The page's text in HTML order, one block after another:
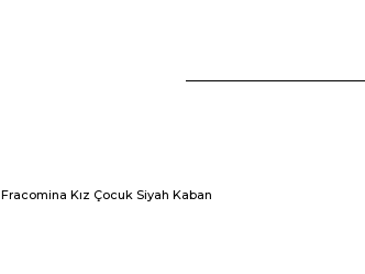
Fracomina Kız Çocuk Siyah Kaban